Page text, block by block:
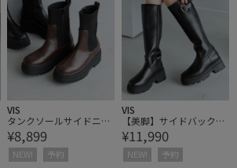
VIS
タンクソールサイドニッ
トブーツ
¥8,899
NEW! 予約
VIS
【美脚】サイドバックル
タンクソールロングブー
ツ
¥11,990
NEW! 予約